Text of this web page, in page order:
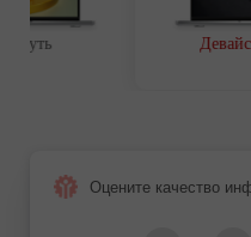
путь
Оцените качество